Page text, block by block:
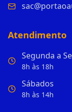
Atendimento
Segunda a
8h às 18h
Sábados
8h às 14h